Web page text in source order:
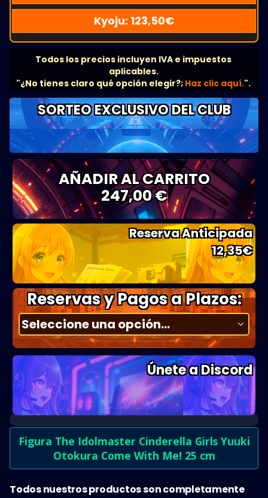
Kyoju: 123,50€
Todos los precios incluyen IVA e impuestos
aplicables.
"¿No tienes claro qué opción elegir?; Haz clic aquí.".
SORTEO EXCLUSIVO DEL CLUB
AÑADIR AL CARRITO
247,00 €
Reserva Anticipada
12,35€
Reservas y Pagos a Plazos:
Únete a Discord
Figura The Idolmaster Cinderella Girls Yuuki
Otokura Come With Me! 25 cm
Todos nuestros productos son completamente